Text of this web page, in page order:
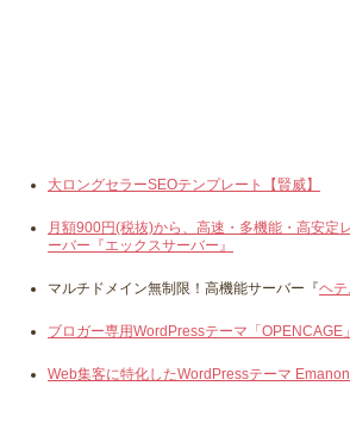
大ロングセラーSEOテンプレート【賢威】
月額900円(税抜)から、高速・多機能・高安定
ーバー『エックスサーバー』
マルチドメイン無制限！高機能サーバー『ヘ
ブロガー専用WordPressテーマ「OPENCAGE」
Web集客に特化したWordPressテーマ Emanon